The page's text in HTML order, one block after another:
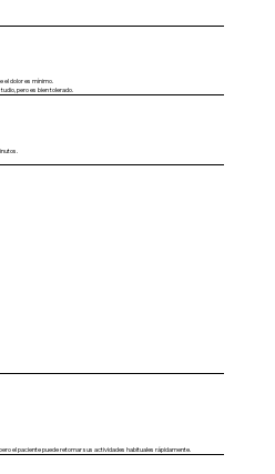
el dolor es mínimo.
pero es bien tolerado.
el paciente puede retomar sus actividades habituales rápidamente.